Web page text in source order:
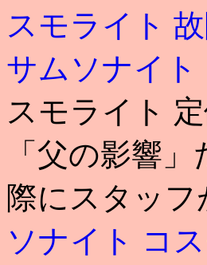
スモライト
サムソナイ
スモライト
「父の影響
際にスタッ
ソナイト コ